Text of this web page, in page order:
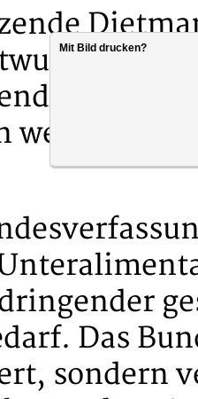
weiterhin
Das
sondern
Mit Bild drucken?